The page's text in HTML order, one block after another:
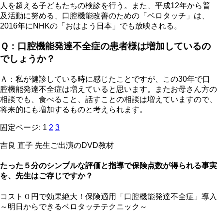
人を超える子どもたちの検診を行う。また、平成12年から普
及活動に努める、口腔機能改善のための「ベロタッチ」は、
2016年にNHKの「おはよう日本」でも放映される。
Ｑ：口腔機能発達不全症の患者様は増加しているの
でしょうか？
Ａ：私が健診している時に感じたことですが、この30年で口
腔機能発達不全症は増えていると思います。またお母さん方の
相談でも、食べること、話すことの相談は増えていますので、
将来的にも増加するものと考えられます。
固定ページ: 1 2 3
吉良 直子 先生ご出演のDVD教材
たった５分のシンプルな評価と指導で保険点数が得られる事実
を、先生はご存じですか？
コスト０円で効果絶大！保険適用「口腔機能発達不全症」導入
～明日からできるベロタッチテクニック～